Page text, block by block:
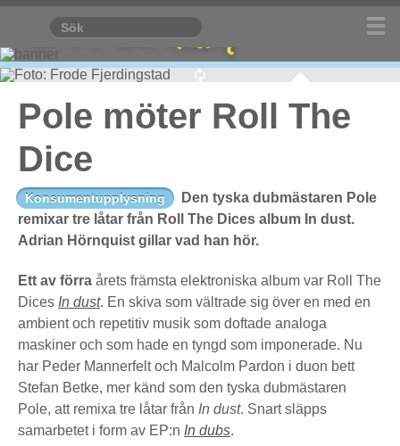
Pole möter Roll The
Dice
Konsumentupplysning
Den tyska dubmästaren Pole
remixar tre låtar från Roll The Dices album In dust.
Adrian Hörnquist gillar vad han hör.
Ett av förra årets främsta elektroniska album var Roll The
Dices In dust. En skiva som vältrade sig över en med en
ambient och repetitiv musik som doftade analoga
maskiner och som hade en tyngd som imponerade. Nu
har Peder Mannerfelt och Malcolm Pardon i duon bett
Stefan Betke, mer känd som den tyska dubmästaren
Pole, att remixa tre låtar från In dust. Snart släpps
samarbetet i form av EP:n In dubs.